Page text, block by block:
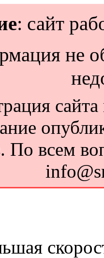
: сайт
не
сайта
По всем